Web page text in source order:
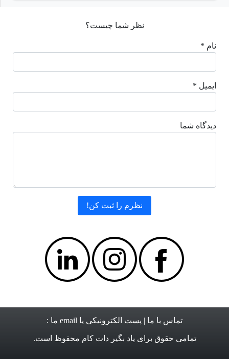
نظر شما چیست؟
نام *
ایمیل *
دیدگاه شما
تماس با ما | پست الکترونیکی یا email ما :
تمامی حقوق برای یاد بگیر دات کام محفوظ است.